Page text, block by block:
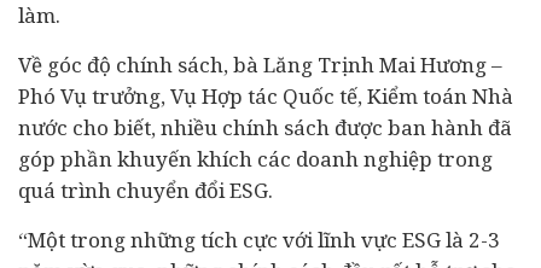
làm.
Về góc độ chính sách, bà Lăng Trịnh Mai Hương –
Phó Vụ trưởng, Vụ Hợp tác Quốc tế, Kiểm toán Nhà
nước cho biết, nhiều chính sách được ban hành đã
góp phần khuyến khích các doanh nghiệp trong
quá trình chuyển đổi ESG.
“Một trong những tích cực với lĩnh vực ESG là 2-3